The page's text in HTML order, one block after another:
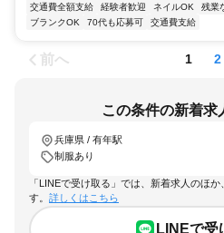
交通費全額支給
経験者歓迎 ネイルOK 残業
ブランクOK
70代も応募可 交通費支給
前へ 1 2
この条件の新着求
兵庫県 / 有年駅
制服あり
「LINEで受け取る」では、新着求人のほ
す。 詳しくはこちら
LINEで受